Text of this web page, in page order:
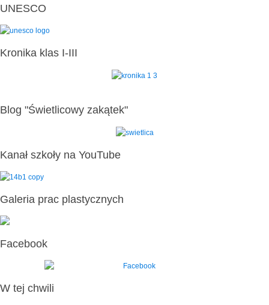
UNESCO
Kronika klas I-III
Blog "Świetlicowy zakątek"
Kanał szkoły na YouTube
Galeria prac plastycznych
Facebook
W tej chwili